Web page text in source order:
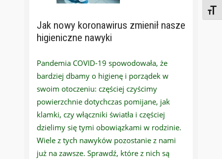
Jak nowy koronawirus zmienił nasze
higieniczne nawyki
Pandemia COVID-19 spowodowała, że
bardziej dbamy o higienę i porządek w
swoim otoczeniu: częściej czyścimy
powierzchnie dotychczas pomijane, jak
klamki, czy włączniki światła i częściej
dzielimy się tymi obowiązkami w rodzinie.
Wiele z tych nawyków pozostanie z nami
już na zawsze. Sprawdź, które z nich są